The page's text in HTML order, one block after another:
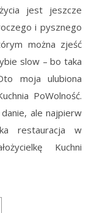
jest jeszcze
i pysznego
można zjeść
slow – bo taka
moja ulubiona
PoWolność.
ale najpierw
restauracja w
Kuchni